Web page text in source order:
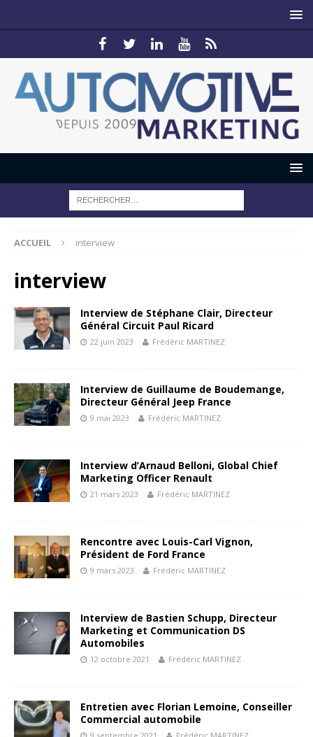
ACCUEIL interview
interview
Interview de Stéphane Clair, Directeur
Général Circuit Paul Ricard
22 juin 2023 Frédéric MARTINEZ
Interview de Guillaume de Boudemange,
Directeur Général Jeep France
9 mai 2023 Frédéric MARTINEZ
Interview d’Arnaud Belloni, Global Chief
Marketing Officer Renault
21 mars 2023 Frédéric MARTINEZ
Rencontre avec Louis-Carl Vignon,
Président de Ford France
9 mars 2023 Frédéric MARTINEZ
Interview de Bastien Schupp, Directeur
Marketing et Communication DS
Automobiles
12 octobre 2021 Frédéric MARTINEZ
Entretien avec Florian Lemoine, Conseiller
Commercial automobile